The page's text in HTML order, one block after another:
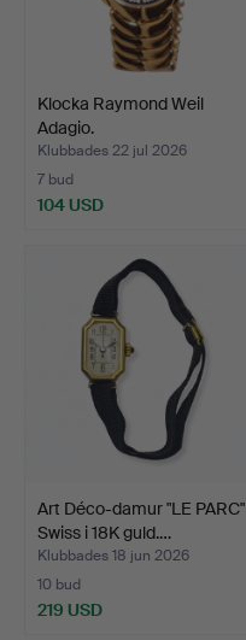
Klocka Raymond Weil
Adagio.
Klubbades 22 jul 2026
7 bud
104 USD
Art Déco-damur "LE PARC"
Swiss i 18K guld.…
Klubbades 18 jun 2026
10 bud
219 USD